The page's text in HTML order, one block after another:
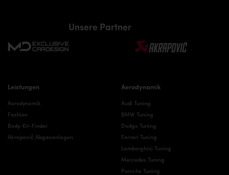
Unsere Partner
Leistungen
Aerodynamik
Fashion
Body-Kit-Finder
Akrapovič Abgasanlagen
Aerodynamik
Audi Tuning
BMW Tuning
Dodge Tuning
Ferrari Tuning
Lamborghini Tuning
Mercedes Tuning
Porsche Tuning